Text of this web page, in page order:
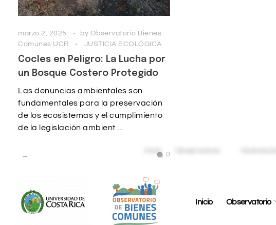
marzo 2, 2025 by Observatorio Bienes
Comunes UCR
JUSTICIA ECOLÓGICA
Cocles en Peligro: La Lucha por
un Bosque Costero Protegido
Las denuncias ambientales son
fundamentales para la preservación
de los ecosistemas y el cumplimiento
de la legislación ambient ...
0
Inicio Observatorio